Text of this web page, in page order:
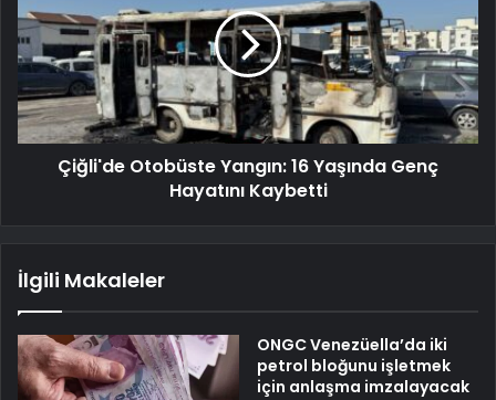
Çiğli'de Otobüste Yangın: 16 Yaşında Genç
Hayatını Kaybetti
İlgili Makaleler
ONGC Venezüella’da iki
petrol bloğunu işletmek
için anlaşma imzalayacak